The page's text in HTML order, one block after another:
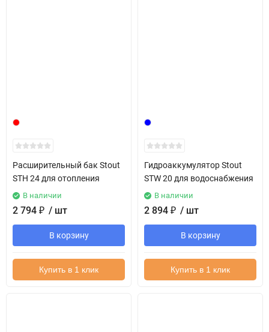
Расширительный бак Stout
STH 24 для отопления
В наличии
2 794 ₽ / шт
В корзину
Купить в 1 клик
Гидроаккумулятор Stout
STW 20 для водоснабжения
В наличии
2 894 ₽ / шт
В корзину
Купить в 1 клик